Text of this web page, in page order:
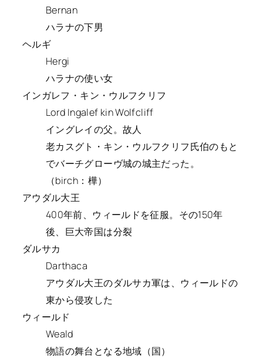
Bernan
ハラナの下男
ヘルギ
Hergi
ハラナの使い女
インガレフ・キン・ウルフクリフ
Lord Ingalef kin Wolfcliff
イングレイの父。故人
老カスグト・キン・ウルフクリフ氏伯のもと
でバーチグローヴ城の城主だった。
（birch：樺）
アウダル大王
400年前、ウィールドを征服。その150年
後、巨大帝国は分裂
ダルサカ
Darthaca
アウダル大王のダルサカ軍は、ウィールドの
東から侵攻した
ウィールド
Weald
物語の舞台となる地域（国）